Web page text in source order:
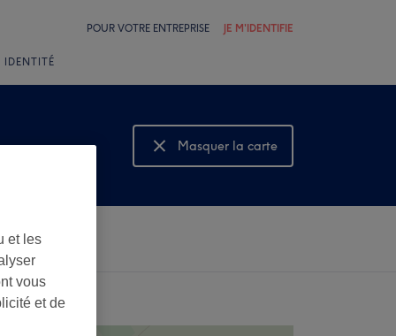
POUR VOTRE ENTREPRISE JE M'IDENTIFIE
IDENTITÉ
Masquer la carte
Montrer la carte
et les
vous
et de